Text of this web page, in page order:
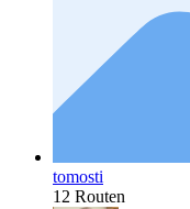
tomosti
12 Routen